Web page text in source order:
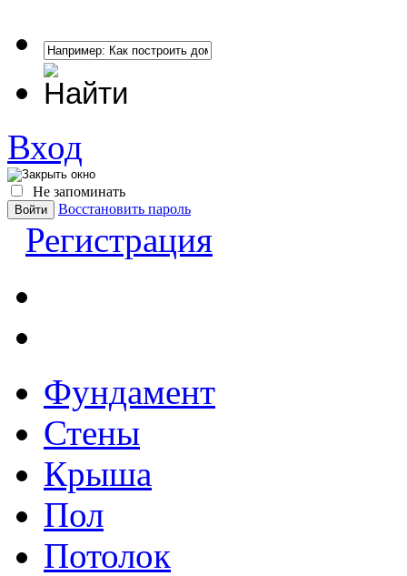
Вход
Не запоминать
Восстановить пароль
Регистрация
Фундамент
Стены
Крыша
Пол
Потолок